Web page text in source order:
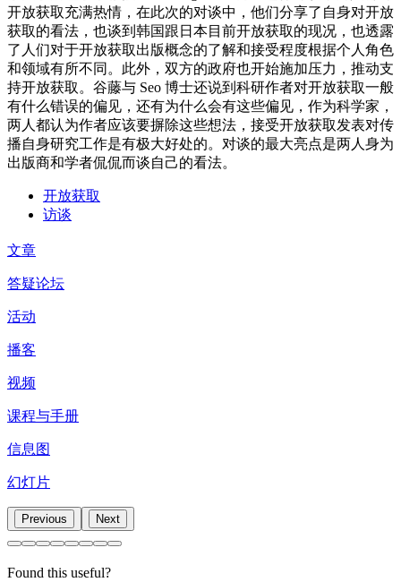
开放获取充满热情，在此次的对谈中，他们分享了自身对开放
获取的看法，也谈到韩国跟日本目前开放获取的现况，也透露
了人们对于开放获取出版概念的了解和接受程度根据个人角色
和领域有所不同。此外，双方的政府也开始施加压力，推动支
持开放获取。谷藤与 Seo 博士还说到科研作者对开放获取一般
有什么错误的偏见，还有为什么会有这些偏见，作为科学家，
两人都认为作者应该要摒除这些想法，接受开放获取发表对传
播自身研究工作是有极大好处的。对谈的最大亮点是两人身为
出版商和学者侃侃而谈自己的看法。
开放获取
访谈
文章
答疑论坛
活动
播客
视频
课程与手册
信息图
幻灯片
Previous Next
Found this useful?